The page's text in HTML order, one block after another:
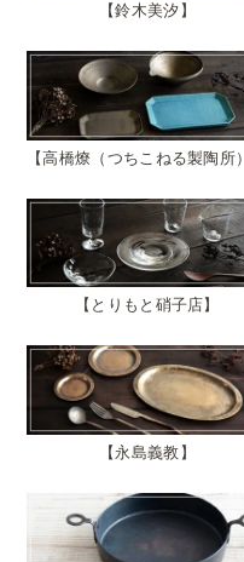
鈴木美汐
高橋燎（つちこねる製陶所）
とりもと硝子店
永島義教